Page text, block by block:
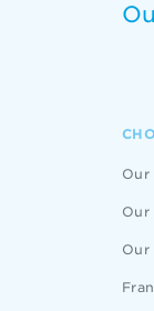
Our
Our